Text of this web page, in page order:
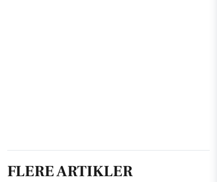
FLERE ARTIKLER